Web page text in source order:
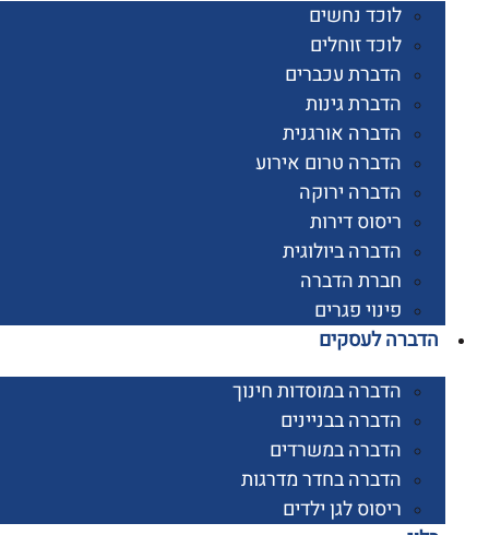
לוכד נחשים
לוכד זוחלים
הדברת עכברים
הדברת גינות
הדברה אורגנית
הדברה טרום אירוע
הדברה ירוקה
ריסוס דירות
הדברה ביולוגית
חברת הדברה
פינוי פגרים
לעסקים
הדברה במוסדות חינוך
הדברה בבניינים
הדברה במשרדים
הדברה בחדר מדרגות
ריסוס לגן ילדים